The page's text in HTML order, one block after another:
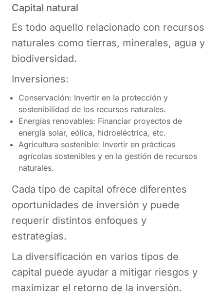
Capital natural
Es todo aquello relacionado con recursos
naturales como tierras, minerales, agua y
biodiversidad.
Inversiones:
Conservación: Invertir en la protección y
sostenibilidad de los recursos naturales.
Energías renovables: Financiar proyectos de
energía solar, eólica, hidroeléctrica, etc.
Agricultura sostenible: Invertir en prácticas
agrícolas sostenibles y en la gestión de recursos
naturales.
Cada tipo de capital ofrece diferentes
oportunidades de inversión y puede
requerir distintos enfoques y
estrategias.
La diversificación en varios tipos de
capital puede ayudar a mitigar riesgos y
maximizar el retorno de la inversión.